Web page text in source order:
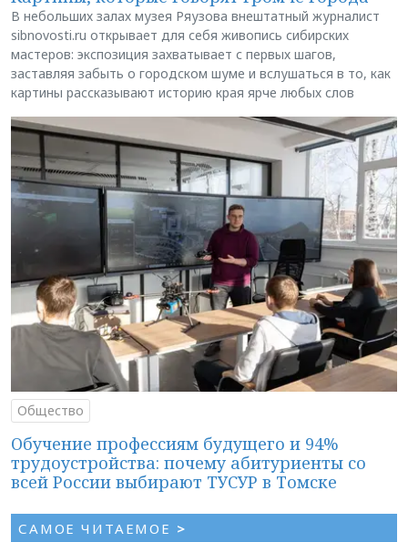
В небольших залах музея Ряузова внештатный журналист
sibnovosti.ru открывает для себя живопись сибирских
мастеров: экспозиция захватывает с первых шагов,
заставляя забыть о городском шуме и вслушаться в то, как
картины рассказывают историю края ярче любых слов
Общество
Обучение профессиям будущего и 94%
трудоустройства: почему абитуриенты со
всей России выбирают ТУСУР в Томске
САМОЕ ЧИТАЕМОЕ >